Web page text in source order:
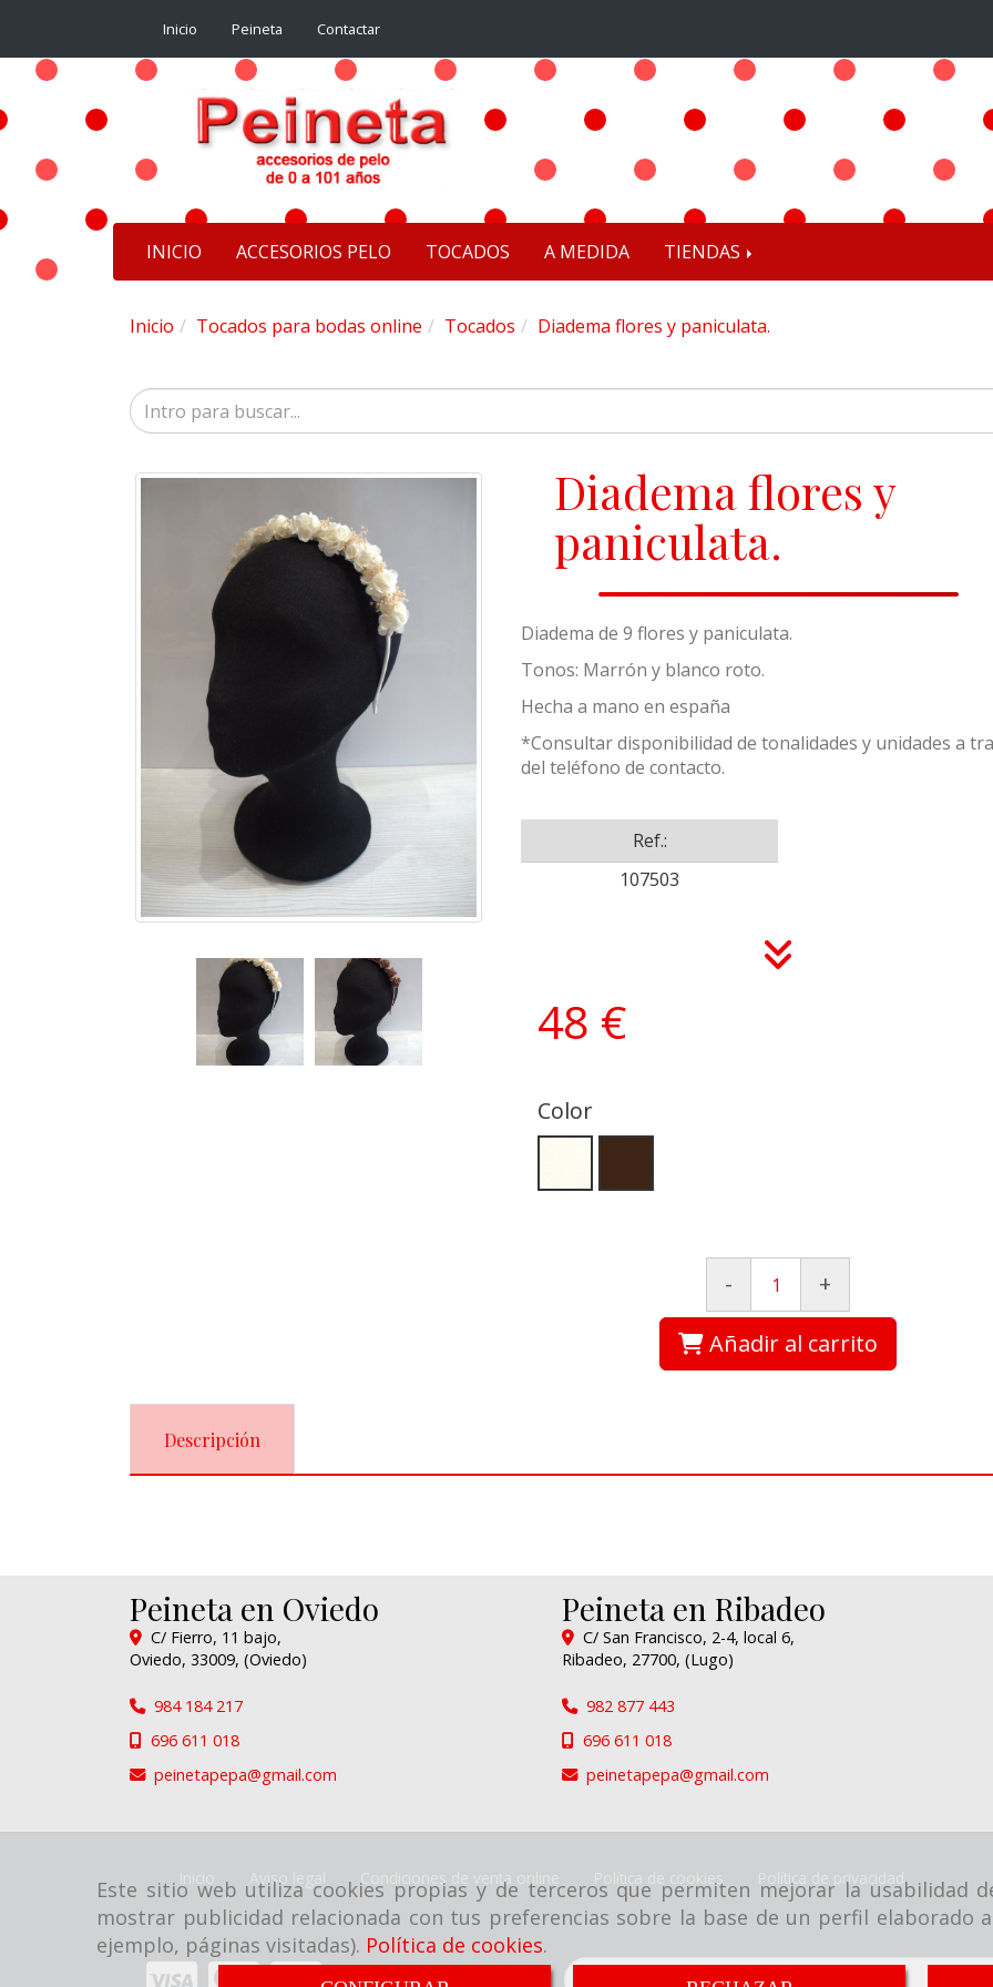
Este sitio web utiliza cookies propias y de terceros que permiten mejorar la usabilidad
mostrar publicidad relacionada con tus preferencias sobre la base de un perfil elaborado
ejemplo, páginas visitadas). Política de cookies.
Inicio Peineta Contactar
INICIO ACCESORIOS PELO TOCADOS A MEDIDA TIENDAS
Inicio Tocados para bodas online Tocados Diadema flores y paniculata.
Diadema flores y
paniculata.
Diadema de 9 flores y paniculata.
Tonos: Marrón y blanco roto.
Hecha a mano en españa
*Consultar disponibilidad de tonalidades y unidades a
del teléfono de contacto.
Ref.:
107503
48 €
Color
-
+
Añadir al carrito
Descripción
Peineta en Oviedo
C/ Fierro, 11 bajo,
Oviedo, 33009, (Oviedo)
984 184 217
696 611 018
peinetapepa
gmail.com
Peineta en Ribadeo
C/ San Francisco, 2-4, local 6,
Ribadeo, 27700, (Lugo)
982 877 443
696 611 018
peinetapepa
gmail.com
Aviso legal Condiciones de venta online Política de cookies Política de privacidad